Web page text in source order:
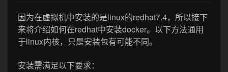
因为在虚拟机中安装的是linux的redhat7.4，所以接下
来将介绍如何在redhat中安装docker。以下方法通用
于linux内核，只是安装包有可能不同。
安装需满足以下要求：